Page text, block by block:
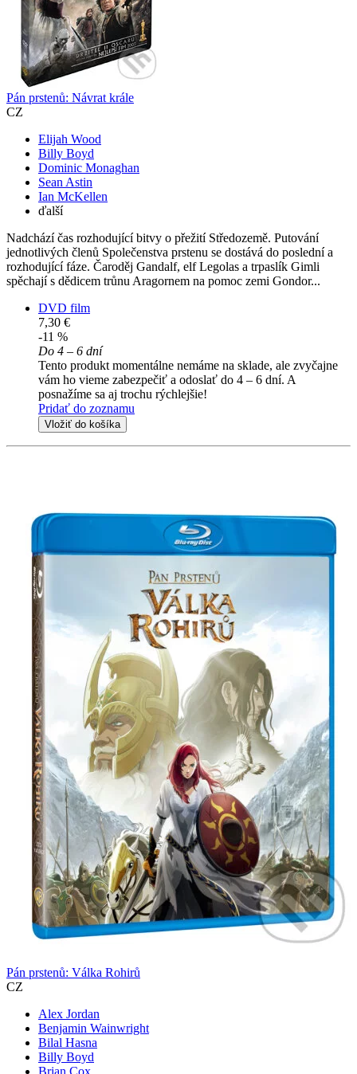
Pán prstenů: Návrat krále
CZ
Elijah Wood
Billy Boyd
Dominic Monaghan
Sean Astin
Ian McKellen
ďalší
Nadchází čas rozhodující bitvy o přežití Středozemě. Putování
jednotlivých členů Společenstva prstenu se dostává do poslední a
rozhodující fáze. Čaroděj Gandalf, elf Legolas a trpaslík Gimli
spěchají s dědicem trůnu Aragornem na pomoc zemi Gondor...
DVD film
7,30 €
-11 %
Do 4 – 6 dní
Tento produkt momentálne nemáme na sklade, ale zvyčajne
vám ho vieme zabezpečiť a odoslať do 4 – 6 dní. A
posnažíme sa aj trochu rýchlejšie!
Pridať do zoznamu
Vložiť do košíka
Pán prstenů: Válka Rohirů
CZ
Alex Jordan
Benjamin Wainwright
Bilal Hasna
Billy Boyd